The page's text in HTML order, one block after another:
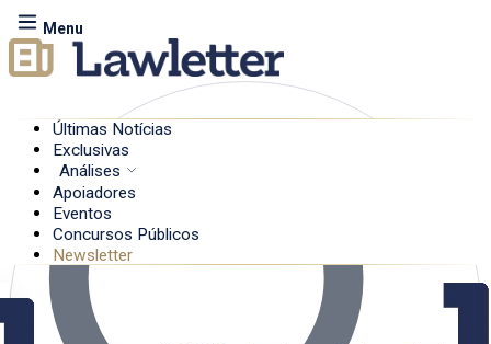
Menu
Últimas Notícias
Exclusivas
Análises
Apoiadores
Eventos
Concursos Públicos
Newsletter